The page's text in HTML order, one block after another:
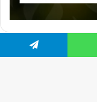
تيلقرام